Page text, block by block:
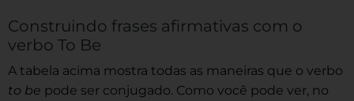
Construindo frases afirmativas com o
verbo To Be
A tabela acima mostra todas as maneiras que o verbo
to be pode ser conjugado. Como você pode ver, no